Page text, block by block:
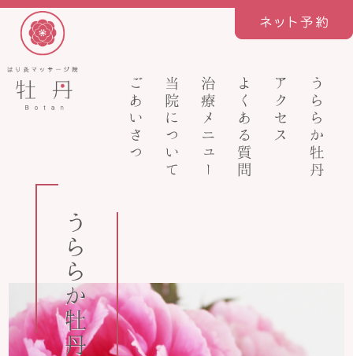
ごあいさつ 当院について 治療メニュー よくある質問 アクセス うららか牡丹
うららか牡丹